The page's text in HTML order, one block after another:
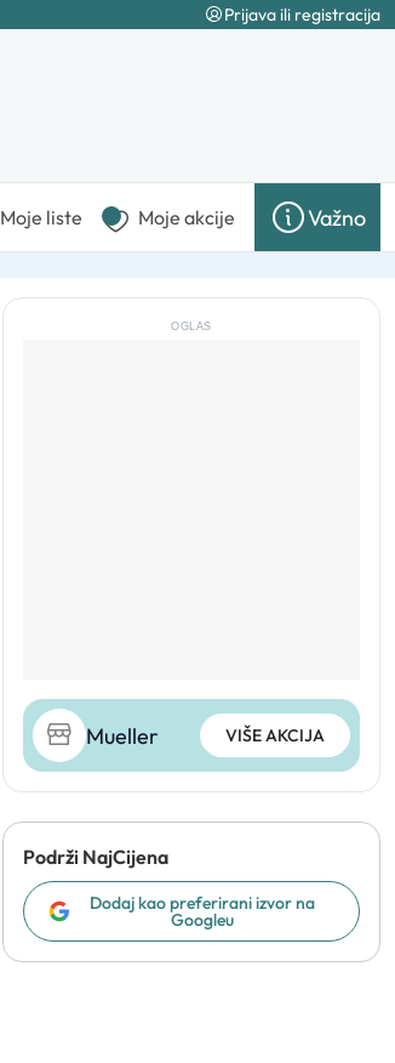
Prijava ili registracija
Moje liste Moje akcije Važno
OGLAS
Mueller VIŠE AKCIJA
Podrži NajCijena
Dodaj kao preferirani izvor na
Googleu